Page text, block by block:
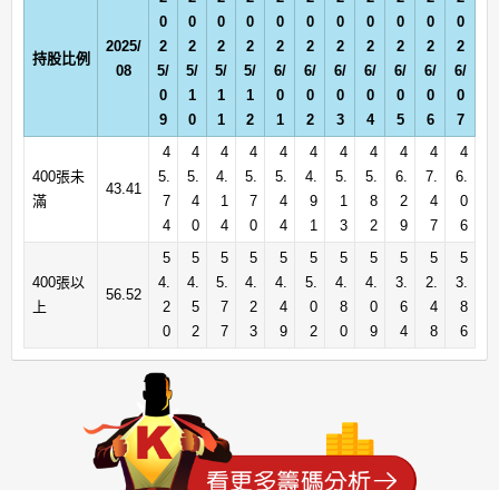
持股比例
2025/
08
0
2
5/
0
9
0
2
5/
1
0
0
2
5/
1
1
0
2
5/
1
2
0
2
6/
0
1
0
2
6/
0
2
0
2
6/
0
3
0
2
6/
0
4
0
2
6/
0
5
0
2
6/
0
6
0
2
6/
0
7
400張未
滿
43.41
4
5.
7
4
4
5.
4
0
4
4.
1
4
4
5.
7
0
4
5.
4
4
4
4.
9
1
4
5.
1
3
4
5.
8
2
4
6.
2
9
4
7.
4
7
4
6.
0
6
400張以
上
56.52
5
4.
2
0
5
4.
5
2
5
5.
7
7
5
4.
2
3
5
4.
4
9
5
5.
0
2
5
4.
8
0
5
4.
0
9
5
3.
6
4
5
2.
4
8
5
3.
8
6